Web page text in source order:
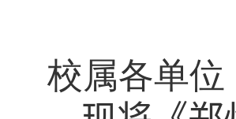
校属各单位